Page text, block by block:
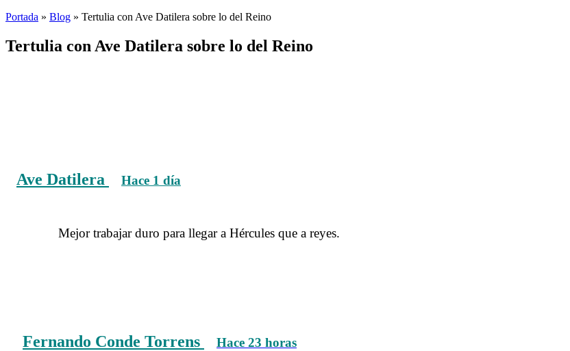
Portada » Blog » Tertulia con Ave Datilera sobre lo del Reino
Tertulia con Ave Datilera sobre lo del Reino
Ave Datilera Hace 1 día
Mejor trabajar duro para llegar a Hércules que a reyes.
Fernando Conde Torrens Hace 23 horas